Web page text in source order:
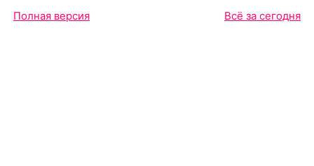
Полная версия Всё за сегодня